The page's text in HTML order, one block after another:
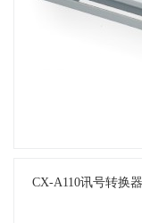
CX-A110讯号转换器